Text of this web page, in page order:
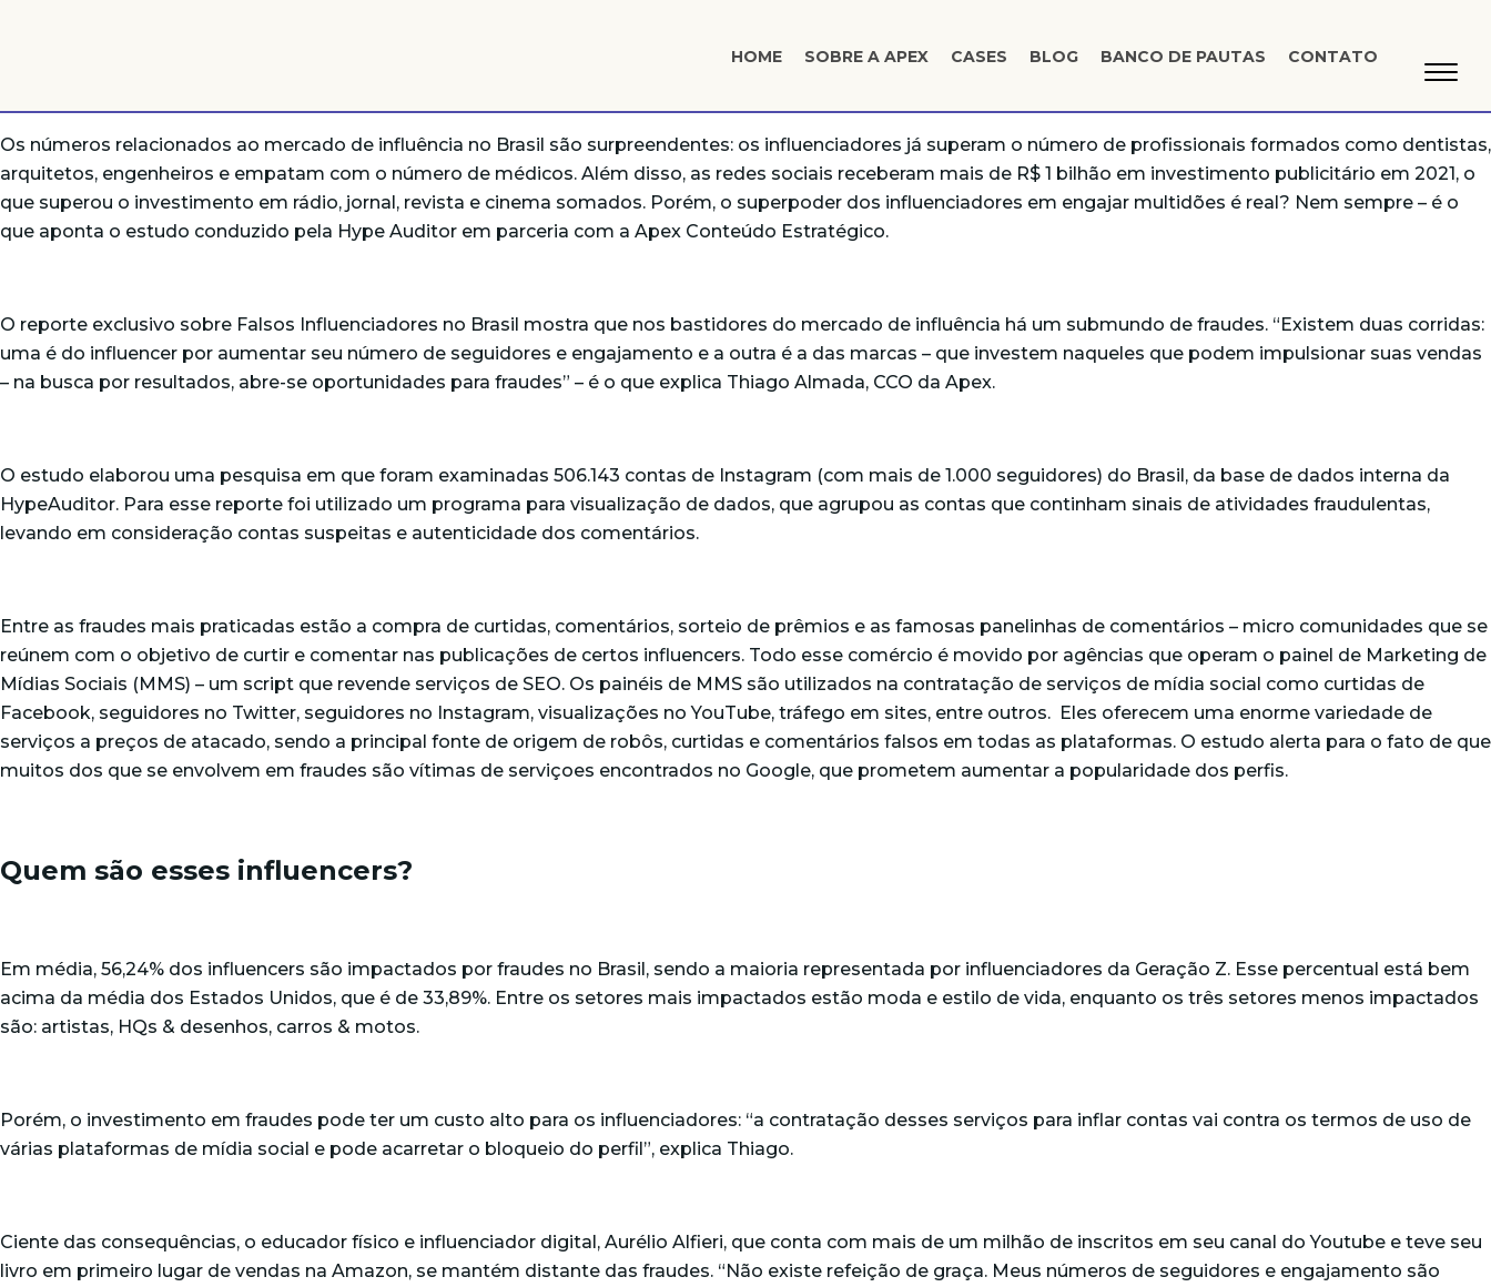
HOME SOBRE A APEX CASES BLOG BANCO DE PAUTAS CONTATO
Os números relacionados ao mercado de influência no Brasil são surpreendentes: os influenciadores já superam o número de profissionais formados como dentistas,
arquitetos, engenheiros e empatam com o número de médicos. Além disso, as redes sociais receberam mais de R$ 1 bilhão em investimento publicitário em 2021, o
que superou o investimento em rádio, jornal, revista e cinema somados. Porém, o superpoder dos influenciadores em engajar multidões é real? Nem sempre – é o
que aponta o estudo conduzido pela Hype Auditor em parceria com a Apex Conteúdo Estratégico.
O reporte exclusivo sobre Falsos Influenciadores no Brasil mostra que nos bastidores do mercado de influência há um submundo de fraudes. “Existem duas corridas:
uma é do influencer por aumentar seu número de seguidores e engajamento e a outra é a das marcas – que investem naqueles que podem impulsionar suas vendas
– na busca por resultados, abre-se oportunidades para fraudes” – é o que explica Thiago Almada, CCO da Apex.
O estudo elaborou uma pesquisa em que foram examinadas 506.143 contas de Instagram (com mais de 1.000 seguidores) do Brasil, da base de dados interna da
HypeAuditor. Para esse reporte foi utilizado um programa para visualização de dados, que agrupou as contas que continham sinais de atividades fraudulentas,
levando em consideração contas suspeitas e autenticidade dos comentários.
Entre as fraudes mais praticadas estão a compra de curtidas, comentários, sorteio de prêmios e as famosas panelinhas de comentários – micro comunidades que se
reúnem com o objetivo de curtir e comentar nas publicações de certos influencers. Todo esse comércio é movido por agências que operam o painel de Marketing de
Mídias Sociais (MMS) – um script que revende serviços de SEO. Os painéis de MMS são utilizados na contratação de serviços de mídia social como curtidas de
Facebook, seguidores no Twitter, seguidores no Instagram, visualizações no YouTube, tráfego em sites, entre outros. Eles oferecem uma enorme variedade de
serviços a preços de atacado, sendo a principal fonte de origem de robôs, curtidas e comentários falsos em todas as plataformas. O estudo alerta para o fato de que
muitos dos que se envolvem em fraudes são vítimas de serviçoes encontrados no Google, que prometem aumentar a popularidade dos perfis.
Quem são esses influencers?
Em média, 56,24% dos influencers são impactados por fraudes no Brasil, sendo a maioria representada por influenciadores da Geração Z. Esse percentual está bem
acima da média dos Estados Unidos, que é de 33,89%. Entre os setores mais impactados estão moda e estilo de vida, enquanto os três setores menos impactados
são: artistas, HQs & desenhos, carros & motos.
Porém, o investimento em fraudes pode ter um custo alto para os influenciadores: “a contratação desses serviços para inflar contas vai contra os termos de uso de
várias plataformas de mídia social e pode acarretar o bloqueio do perfil”, explica Thiago.
Ciente das consequências, o educador físico e influenciador digital, Aurélio Alfieri, que conta com mais de um milhão de inscritos em seu canal do Youtube e teve seu
livro em primeiro lugar de vendas na Amazon, se mantém distante das fraudes. “Não existe refeição de graça. Meus números de seguidores e engajamento são